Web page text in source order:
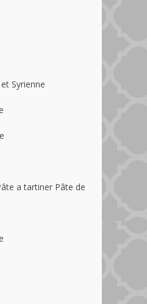
Syrienne
a tartiner Pâte de